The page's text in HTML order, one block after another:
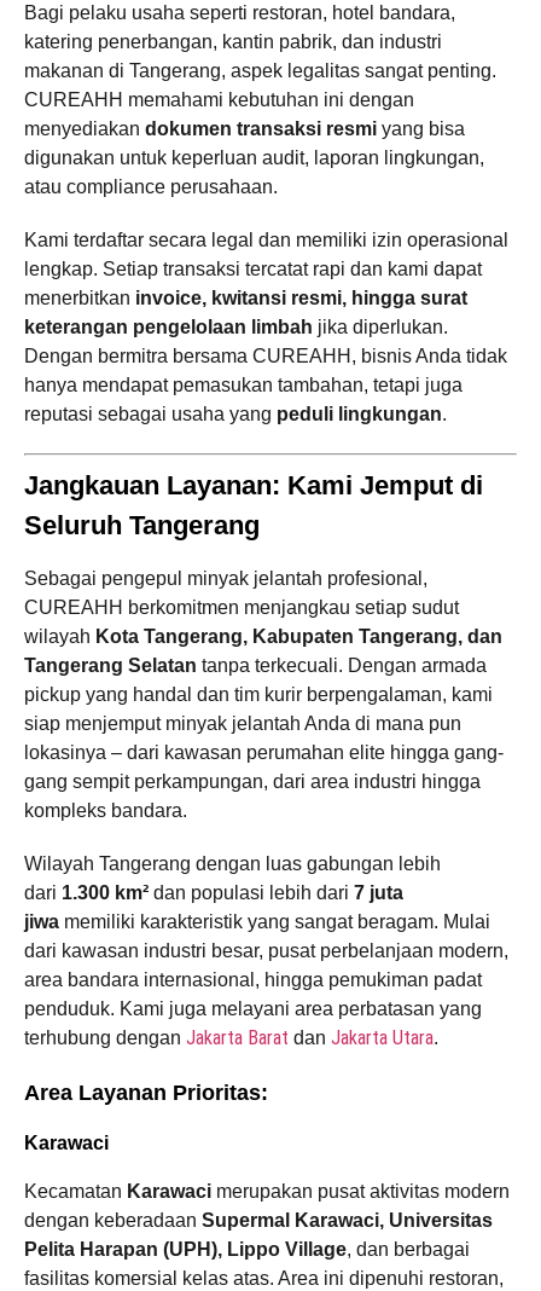
Bagi pelaku usaha seperti restoran, hotel bandara,
katering penerbangan, kantin pabrik, dan industri
makanan di Tangerang, aspek legalitas sangat penting.
CUREAHH memahami kebutuhan ini dengan
menyediakan dokumen transaksi resmi yang bisa
digunakan untuk keperluan audit, laporan lingkungan,
atau compliance perusahaan.
Kami terdaftar secara legal dan memiliki izin operasional
lengkap. Setiap transaksi tercatat rapi dan kami dapat
menerbitkan invoice, kwitansi resmi, hingga surat
keterangan pengelolaan limbah jika diperlukan.
Dengan bermitra bersama CUREAHH, bisnis Anda tidak
hanya mendapat pemasukan tambahan, tetapi juga
reputasi sebagai usaha yang peduli lingkungan.
Jangkauan Layanan: Kami Jemput di
Seluruh Tangerang
Sebagai pengepul minyak jelantah profesional,
CUREAHH berkomitmen menjangkau setiap sudut
wilayah Kota Tangerang, Kabupaten Tangerang, dan
Tangerang Selatan tanpa terkecuali. Dengan armada
pickup yang handal dan tim kurir berpengalaman, kami
siap menjemput minyak jelantah Anda di mana pun
lokasinya – dari kawasan perumahan elite hingga gang-
gang sempit perkampungan, dari area industri hingga
kompleks bandara.
Wilayah Tangerang dengan luas gabungan lebih
dari 1.300 km² dan populasi lebih dari 7 juta
jiwa memiliki karakteristik yang sangat beragam. Mulai
dari kawasan industri besar, pusat perbelanjaan modern,
area bandara internasional, hingga pemukiman padat
penduduk. Kami juga melayani area perbatasan yang
terhubung dengan Jakarta Barat dan Jakarta Utara.
Area Layanan Prioritas:
Karawaci
Kecamatan Karawaci merupakan pusat aktivitas modern
dengan keberadaan Supermal Karawaci, Universitas
Pelita Harapan (UPH), Lippo Village, dan berbagai
fasilitas komersial kelas atas. Area ini dipenuhi restoran,